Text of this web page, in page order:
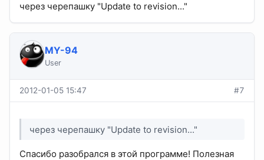
через черепашку "Update to revision..."
MY-94
User
2012-01-05 15:47 #7
через черепашку "Update to revision..."
Спасибо разобрался в этой программе! Полезная